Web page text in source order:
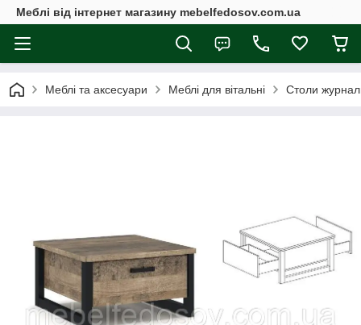
Меблі від інтернет магазину mebelfedosov.com.ua
Меблі та аксесуари Меблі для вітальні Столи